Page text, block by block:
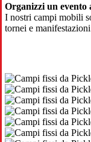
Organizzi un evento
I nostri campi mobili
tornei e